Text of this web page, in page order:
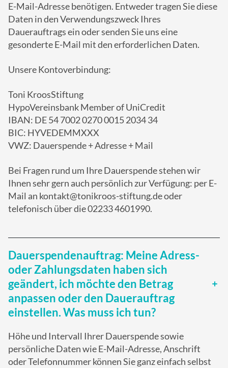
E-Mail-Adresse benötigen. Entweder tragen Sie diese
Daten in den Verwendungszweck Ihres
Dauerauftrags ein oder senden Sie uns eine
gesonderte E-Mail mit den erforderlichen Daten.
Unsere Kontoverbindung:
Toni KroosStiftung
HypoVereinsbank Member of UniCredit
IBAN: DE 54 7002 0270 0015 2034 34
BIC: HYVEDEMMXXX
VWZ: Dauerspende + Adresse + Mail
Bei Fragen rund um Ihre Dauerspende stehen wir
Ihnen sehr gern auch persönlich zur Verfügung: per E-
Mail an kontakt@tonikroos-stiftung.de oder
telefonisch über die 02233 4601990.
Dauerspendenauftrag: Meine Adress-
oder Zahlungsdaten haben sich
geändert, ich möchte den Betrag
anpassen oder den Dauerauftrag
einstellen. Was muss ich tun?
Höhe und Intervall Ihrer Dauerspende sowie
persönliche Daten wie E-Mail-Adresse, Anschrift
oder Telefonnummer können Sie ganz einfach selbst